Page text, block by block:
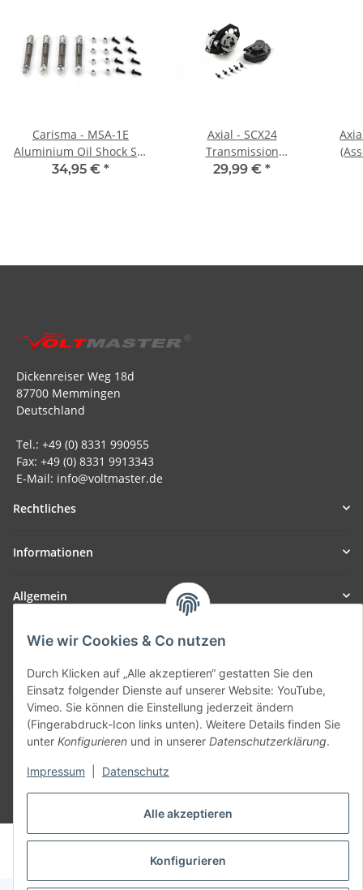
Alle akzeptieren
Konfigurieren
Wie wir Cookies & Co nutzen
Durch Klicken auf „Alle akzeptieren“ gestatten Sie den
Einsatz folgender Dienste auf unserer Website: YouTube,
Vimeo. Sie können die Einstellung jederzeit ändern
(Fingerabdruck-Icon links unten). Weitere Details finden Sie
unter Konfigurieren und in unserer Datenschutzerklärung.
Impressum Datenschutz
Carisma - MSA-1E
Aluminium Oil Shock Set
(4 Stück)
34,95 € *
Axial - SCX24
Transmission
(Assembled) (AXI31608)
29,99 € *
Dickenreiser Weg 18d
87700 Memmingen
Deutschland
Tel.: +49 (0) 8331 990955
Fax: +49 (0) 8331 9913343
E-Mail: info@voltmaster.de
Rechtliches
Informationen
Allgemein
Teil unseres Netzwerks:
Vertrag widerrufen
© voltmaster.de
Powered byJTL-Shop